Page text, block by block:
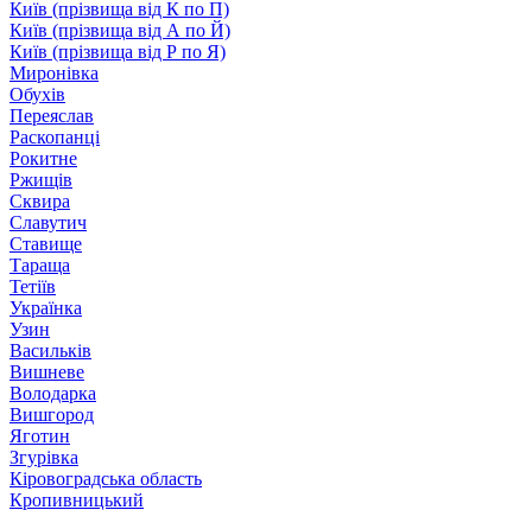
Київ (прізвища від К по П)
Київ (прізвища від А по Й)
Київ (прізвища від Р по Я)
Миронівка
Обухів
Переяслав
Раскопанці
Рокитне
Ржищів
Сквира
Славутич
Ставище
Тараща
Тетіїв
Українка
Узин
Васильків
Вишневе
Володарка
Вишгород
Яготин
Згурівка
Кіровоградська область
Кропивницький